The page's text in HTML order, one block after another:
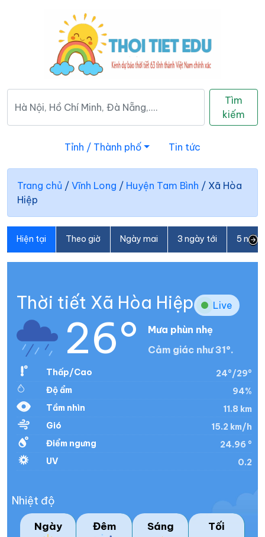
Tìm
kiếm
Tỉnh / Thành phố Tin tức
Trang chủ / Vĩnh Long / Huyện Tam Bình / Xã Hòa
Hiệp
Hiện tại Theo giờ Ngày mai 3 ngày tới 5
Thời tiết Xã Hòa Hiệp Live
26°
Mưa phùn nhẹ
Cảm giác như 31°.
Thấp/Cao
24°/29°
Độ ẩm
94%
Tầm nhìn
11.8 km
Gió
15.2 km/h
Điểm ngưng
24.96 °
UV
0.2
Nhiệt độ
Ngày Đêm Sáng Tối